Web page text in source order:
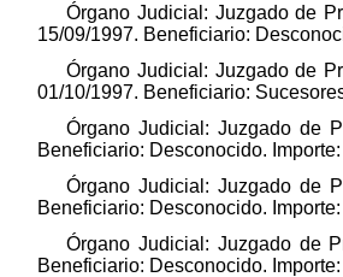
Órgano Judicial: Juzgado de
15/09/1997. Beneficiario:
Órgano Judicial: Juzgado de
01/10/1997. Beneficiario:
Órgano Judicial: Juzgado de
Beneficiario: Desconocido.
Órgano Judicial: Juzgado de
Beneficiario: Desconocido.
Órgano Judicial: Juzgado de
Beneficiario: Desconocido.